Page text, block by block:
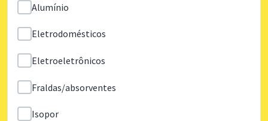
Alumínio
Eletrodomésticos
Eletroeletrônicos
Fraldas/absorventes
Isopor